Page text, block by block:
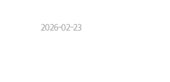
2026-02-23